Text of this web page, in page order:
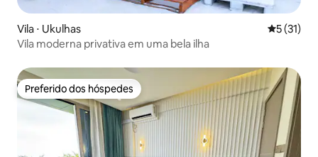
Vila ⋅ Ukulhas 5 de uma
5 (31)
Vila moderna privativa em uma bela ilha
Preferido dos hóspedes
Preferido dos hóspedes